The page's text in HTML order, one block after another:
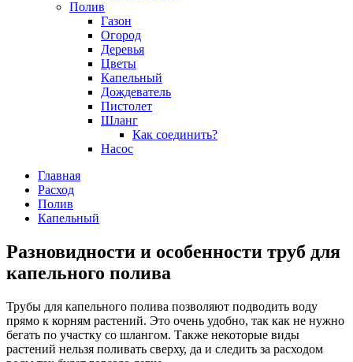
Полив
Газон
Огород
Деревья
Цветы
Капельный
Дождеватель
Пистолет
Шланг
Как соединить?
Насос
Главная
Расход
Полив
Капельный
Разновидности и особенности труб для
капельного полива
Трубы для капельного полива позволяют подводить воду
прямо к корням растений. Это очень удобно, так как не нужно
бегать по участку со шлангом. Также некоторые виды
растений нельзя поливать сверху, да и следить за расходом